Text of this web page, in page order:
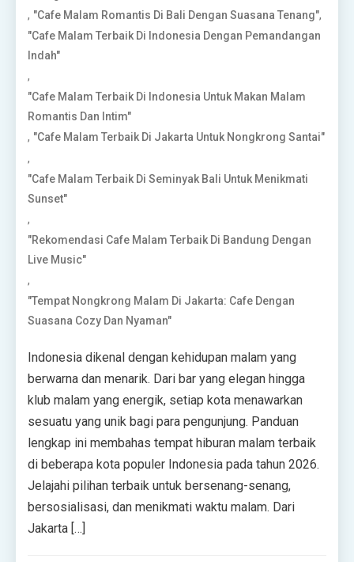
, "Cafe Malam Romantis Di Bali Dengan Suasana Tenang",
"Cafe Malam Terbaik Di Indonesia Dengan Pemandangan
Indah"
,
"Cafe Malam Terbaik Di Indonesia Untuk Makan Malam
Romantis Dan Intim"
, "Cafe Malam Terbaik Di Jakarta Untuk Nongkrong Santai"
,
"Cafe Malam Terbaik Di Seminyak Bali Untuk Menikmati
Sunset"
,
"Rekomendasi Cafe Malam Terbaik Di Bandung Dengan
Live Music"
,
"Tempat Nongkrong Malam Di Jakarta: Cafe Dengan
Suasana Cozy Dan Nyaman"
Indonesia dikenal dengan kehidupan malam yang
berwarna dan menarik. Dari bar yang elegan hingga
klub malam yang energik, setiap kota menawarkan
sesuatu yang unik bagi para pengunjung. Panduan
lengkap ini membahas tempat hiburan malam terbaik
di beberapa kota populer Indonesia pada tahun 2026.
Jelajahi pilihan terbaik untuk bersenang-senang,
bersosialisasi, dan menikmati waktu malam. Dari
Jakarta […]